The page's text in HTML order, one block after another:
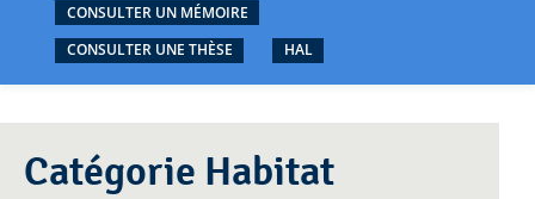
CONSULTER UN MÉMOIRE
CONSULTER UNE THÈSE
HAL
Catégorie Habitat